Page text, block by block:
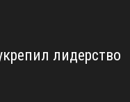
лидерство